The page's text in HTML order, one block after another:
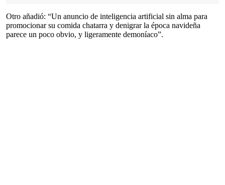
Otro añadió: “Un anuncio de inteligencia artificial sin alma para
promocionar su comida chatarra y denigrar la época navideña
parece un poco obvio, y ligeramente demoníaco”.